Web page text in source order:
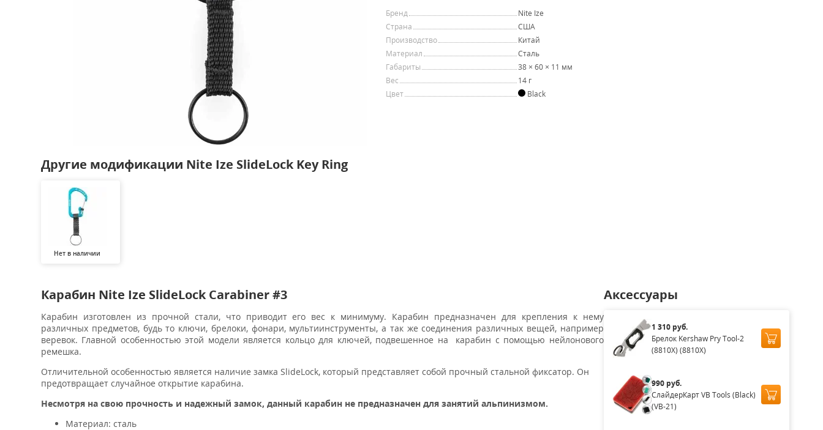
Другие модификации Nite Ize SlideLock Key Ring
Нет в наличии
Бренд
Nite Ize
Страна
США
Производство
Китай
Материал
Сталь
Габариты
38 × 60 × 11 мм
Вес
14 г
Цвет
Black
Карабин Nite Ize SlideLock Carabiner #3
Карабин изготовлен из прочной стали, что приводит его вес к минимуму. Карабин предназначен для крепления к нему
различных предметов, будь то ключи, брелоки, фонари, мультиинструменты, а так же соединения различных вещей, например
веревок. Главной особенностью этой модели является кольцо для ключей, подвешенное на карабин с помощью нейлонового
ремешка.
Отличительной особенностью является наличие замка SlideLock, который представляет собой прочный стальной фиксатор. Он
предотвращает случайное открытие карабина.
Несмотря на свою прочность и надежный замок, данный карабин не предназначен для занятий альпинизмом.
Материал: сталь
Аксессуары
1 310 руб.
Брелок Kershaw Pry Tool-2
(8810X) (8810X)
990 руб.
СлайдерКарт VB Tools (Black)
(VB-21)